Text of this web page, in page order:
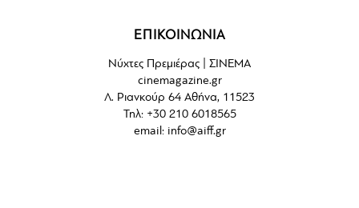
ΕΠΙΚΟΙΝΩΝΙΑ
Νύχτες Πρεμιέρας | ΣΙΝΕΜΑ
cinemagazine.gr
Λ. Ριανκούρ 64 Αθήνα, 11523
Τηλ: +30 210 6018565
email: info@aiff.gr